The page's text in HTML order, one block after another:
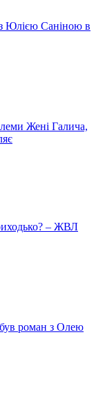
з Юлією Саніною в
Жені Галича,
– ЖВЛ
був роман з Олею